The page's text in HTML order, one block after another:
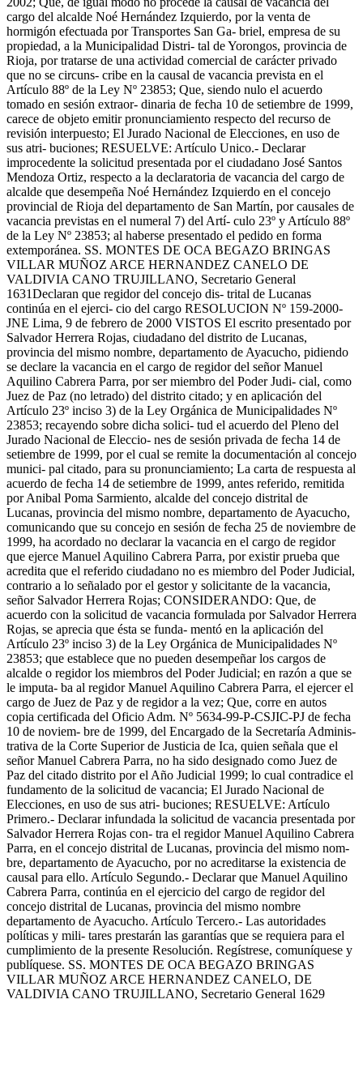
cargo del alcalde Noé Hernández Izquierdo, por la venta de
hormigón efectuada por Transportes San Ga- briel, empresa de su
propiedad, a la Municipalidad Distri- tal de Yorongos, provincia de
Rioja, por tratarse de una actividad comercial de carácter privado
que no se circuns- cribe en la causal de vacancia prevista en el
Artículo 88º de la Ley Nº 23853; Que, siendo nulo el acuerdo
tomado en sesión extraor- dinaria de fecha 10 de setiembre de 1999,
carece de objeto emitir pronunciamiento respecto del recurso de
revisión interpuesto; El Jurado Nacional de Elecciones, en uso de
sus atri- buciones; RESUELVE: Artículo Unico.- Declarar
improcedente la solicitud presentada por el ciudadano José Santos
Mendoza Ortiz, respecto a la declaratoria de vacancia del cargo de
alcalde que desempeña Noé Hernández Izquierdo en el concejo
provincial de Rioja del departamento de San Martín, por causales de
vacancia previstas en el numeral 7) del Artí- culo 23º y Artículo 88º
de la Ley Nº 23853; al haberse presentado el pedido en forma
extemporánea. SS. MONTES DE OCA BEGAZO BRINGAS
VILLAR MUÑOZ ARCE HERNANDEZ CANELO DE
VALDIVIA CANO TRUJILLANO, Secretario General
1631Declaran que regidor del concejo dis- trital de Lucanas
continúa en el ejerci- cio del cargo RESOLUCION Nº 159-2000-
JNE Lima, 9 de febrero de 2000 VISTOS El escrito presentado por
Salvador Herrera Rojas, ciudadano del distrito de Lucanas,
provincia del mismo nombre, departamento de Ayacucho, pidiendo
se declare la vacancia en el cargo de regidor del señor Manuel
Aquilino Cabrera Parra, por ser miembro del Poder Judi- cial, como
Juez de Paz (no letrado) del distrito citado; y en aplicación del
Artículo 23º inciso 3) de la Ley Orgánica de Municipalidades Nº
23853; recayendo sobre dicha solici- tud el acuerdo del Pleno del
Jurado Nacional de Eleccio- nes de sesión privada de fecha 14 de
setiembre de 1999, por el cual se remite la documentación al concejo
munici- pal citado, para su pronunciamiento; La carta de respuesta al
acuerdo de fecha 14 de setiembre de 1999, antes referido, remitida
por Anibal Poma Sarmiento, alcalde del concejo distrital de
Lucanas, provincia del mismo nombre, departamento de Ayacucho,
comunicando que su concejo en sesión de fecha 25 de noviembre de
1999, ha acordado no declarar la vacancia en el cargo de regidor
que ejerce Manuel Aquilino Cabrera Parra, por existir prueba que
acredita que el referido ciudadano no es miembro del Poder Judicial,
contrario a lo señalado por el gestor y solicitante de la vacancia,
señor Salvador Herrera Rojas; CONSIDERANDO: Que, de
acuerdo con la solicitud de vacancia formulada por Salvador Herrera
Rojas, se aprecia que ésta se funda- mentó en la aplicación del
Artículo 23º inciso 3) de la Ley Orgánica de Municipalidades Nº
23853; que establece que no pueden desempeñar los cargos de
alcalde o regidor los miembros del Poder Judicial; en razón a que se
le imputa- ba al regidor Manuel Aquilino Cabrera Parra, el ejercer el
cargo de Juez de Paz y de regidor a la vez; Que, corre en autos
copia certificada del Oficio Adm. Nº 5634-99-P-CSJIC-PJ de fecha
10 de noviem- bre de 1999, del Encargado de la Secretaría Adminis-
trativa de la Corte Superior de Justicia de Ica, quien señala que el
señor Manuel Cabrera Parra, no ha sido designado como Juez de
Paz del citado distrito por el Año Judicial 1999; lo cual contradice el
fundamento de la solicitud de vacancia; El Jurado Nacional de
Elecciones, en uso de sus atri- buciones; RESUELVE: Artículo
Primero.- Declarar infundada la solicitud de vacancia presentada por
Salvador Herrera Rojas con- tra el regidor Manuel Aquilino Cabrera
Parra, en el concejo distrital de Lucanas, provincia del mismo nom-
bre, departamento de Ayacucho, por no acreditarse la existencia de
causal para ello. Artículo Segundo.- Declarar que Manuel Aquilino
Cabrera Parra, continúa en el ejercicio del cargo de regidor del
concejo distrital de Lucanas, provincia del mismo nombre
departamento de Ayacucho. Artículo Tercero.- Las autoridades
políticas y mili- tares prestarán las garantías que se requiera para el
cumplimiento de la presente Resolución. Regístrese, comuníquese y
publíquese. SS. MONTES DE OCA BEGAZO BRINGAS
VILLAR MUÑOZ ARCE HERNANDEZ CANELO, DE
VALDIVIA CANO TRUJILLANO, Secretario General 1629